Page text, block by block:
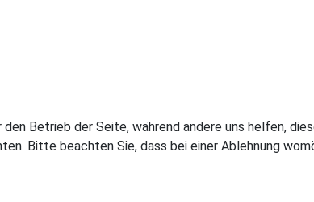
Betrieb der Seite, während andere uns helfen,
Bitte beachten Sie, dass bei einer Ablehnung